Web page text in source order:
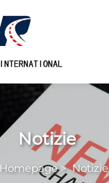
Notizie
Homepage>Notizie